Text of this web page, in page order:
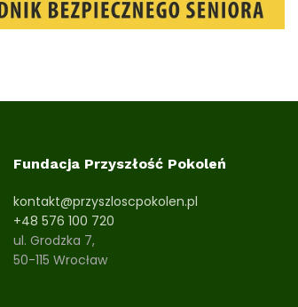
Fundacja Przyszłość Pokoleń
kontakt@przyszloscpokolen.pl
+48 576 100 720
ul. Grodzka 7,
50-115 Wrocław